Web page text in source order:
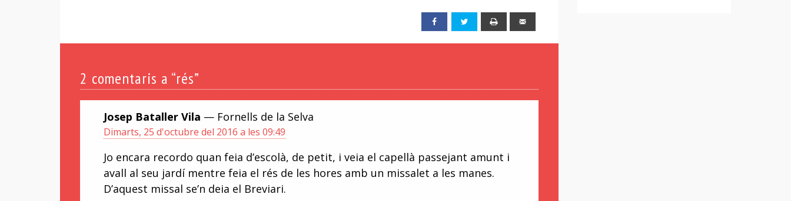
Facebook Twitter
2 comentaris a “rés”
Josep Bataller Vila — Fornells de la Selva
Dimarts, 25 d'octubre del 2016 a les 09:49
Jo encara recordo quan feia d’escolà, de petit, i veia el capellà passejant amunt i
avall al seu jardí mentre feia el rés de les hores amb un missalet a les manes.
D’aquest missal se’n deia el Breviari.